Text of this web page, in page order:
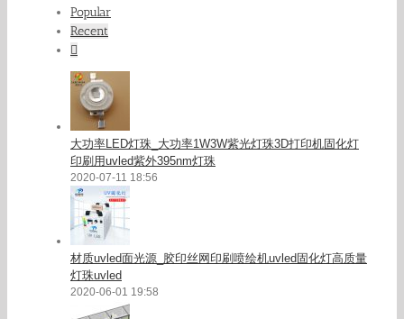
Popular
Recent
大功率LED灯珠_大功率1W3W紫光灯珠3D打印机固化灯
印刷用uvled紫外395nm灯珠
2020-07-11 18:56
材质uvled面光源_胶印丝网印刷喷绘机uvled固化灯高质量
灯珠uvled
2020-06-01 19:58